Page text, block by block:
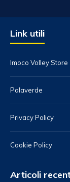
Link utili
Imoco Volley Store
Palaverde
Privacy Policy
Cookie Policy
Articoli